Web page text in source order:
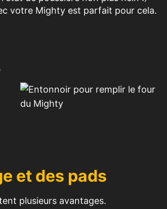
votre Mighty est parfait pour cela.
et des pads
plusieurs avantages.